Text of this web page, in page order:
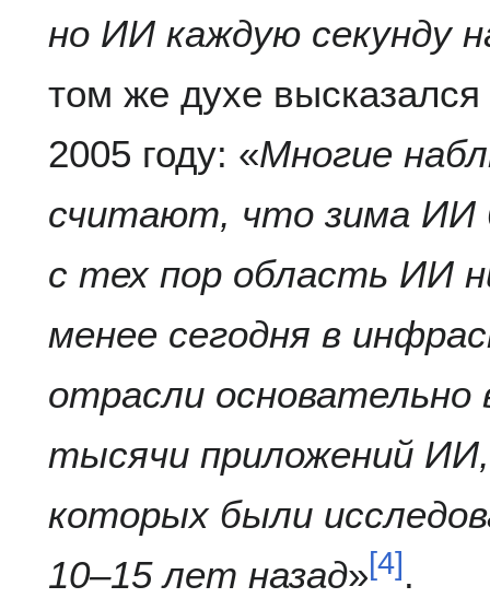
но ИИ каждую секунду
том же духе
2005 году: «Многие
считают, что зима ИИ
с тех пор область ИИ
менее сегодня в
отрасли
тысячи приложений
которых были
10–15 лет назад»[4] .